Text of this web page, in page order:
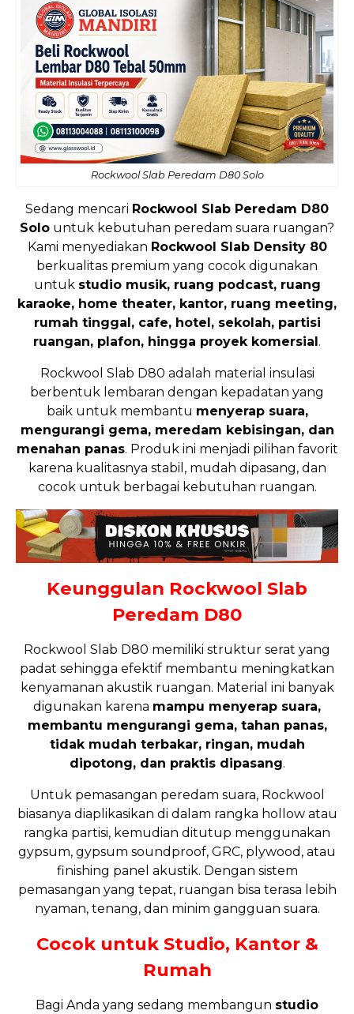
Rockwool Slab Peredam D80 Solo
Sedang mencari Rockwool Slab Peredam D80
Solo untuk kebutuhan peredam suara ruangan?
Kami menyediakan Rockwool Slab Density 80
berkualitas premium yang cocok digunakan
untuk studio musik, ruang podcast, ruang
karaoke, home theater, kantor, ruang meeting,
rumah tinggal, cafe, hotel, sekolah, partisi
ruangan, plafon, hingga proyek komersial.
Rockwool Slab D80 adalah material insulasi
berbentuk lembaran dengan kepadatan yang
baik untuk membantu menyerap suara,
mengurangi gema, meredam kebisingan, dan
menahan panas. Produk ini menjadi pilihan favorit
karena kualitasnya stabil, mudah dipasang, dan
cocok untuk berbagai kebutuhan ruangan.
Keunggulan Rockwool Slab
Peredam D80
Rockwool Slab D80 memiliki struktur serat yang
padat sehingga efektif membantu meningkatkan
kenyamanan akustik ruangan. Material ini banyak
digunakan karena mampu menyerap suara,
membantu mengurangi gema, tahan panas,
tidak mudah terbakar, ringan, mudah
dipotong, dan praktis dipasang.
Untuk pemasangan peredam suara, Rockwool
biasanya diaplikasikan di dalam rangka hollow atau
rangka partisi, kemudian ditutup menggunakan
gypsum, gypsum soundproof, GRC, plywood, atau
finishing panel akustik. Dengan sistem
pemasangan yang tepat, ruangan bisa terasa lebih
nyaman, tenang, dan minim gangguan suara.
Cocok untuk Studio, Kantor &
Rumah
Bagi Anda yang sedang membangun studio